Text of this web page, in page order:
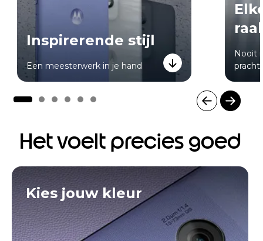
Inspirerende stijl
Een meesterwerk in je hand
Nooit
Het voelt precies goed
Kies jouw kleur